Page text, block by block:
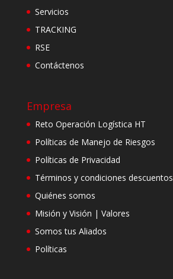
Servicios
TRACKING
RSE
Contáctenos
Empresa
Reto Operación Logística HT
Políticas de Manejo de Riesgos
Políticas de Privacidad
Términos y condiciones descuentos
Quiénes somos
Misión y Visión | Valores
Somos tus Aliados
Políticas